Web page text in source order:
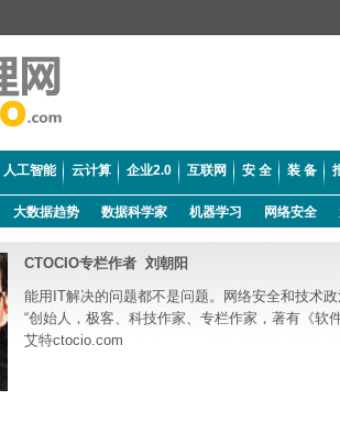
人工智能 云计算 企业2.0 互联网 安 全 装 备
大数据趋势 数据科学家 机器学习 网络安全
CTOCIO专栏作者 刘朝阳
能用IT解决的问题都不是问题。网络安全和技术
“创始人，极客、科技作家、专栏作家，著有《软
艾特ctocio.com